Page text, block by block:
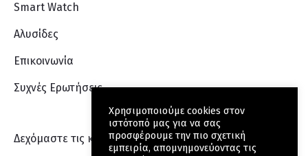
Smart Watch
Αλυσίδες
Επικοινωνία
Συχνές Ερωτήσεις
Δεχόμαστε τις κάρτες:
Χρησιμοποιούμε cookies στον
ιστότοπό μας για να σας
προσφέρουμε την πιο σχετική
εμπειρία, απομνημονεύοντας τις